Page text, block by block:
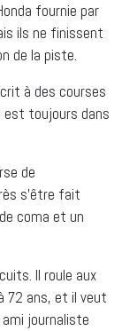
fournie par
ils ne finissent
de la piste.
à des courses
est toujours dans
de
s’être fait
coma et un
Il roule aux
72 ans, et il veut
journaliste